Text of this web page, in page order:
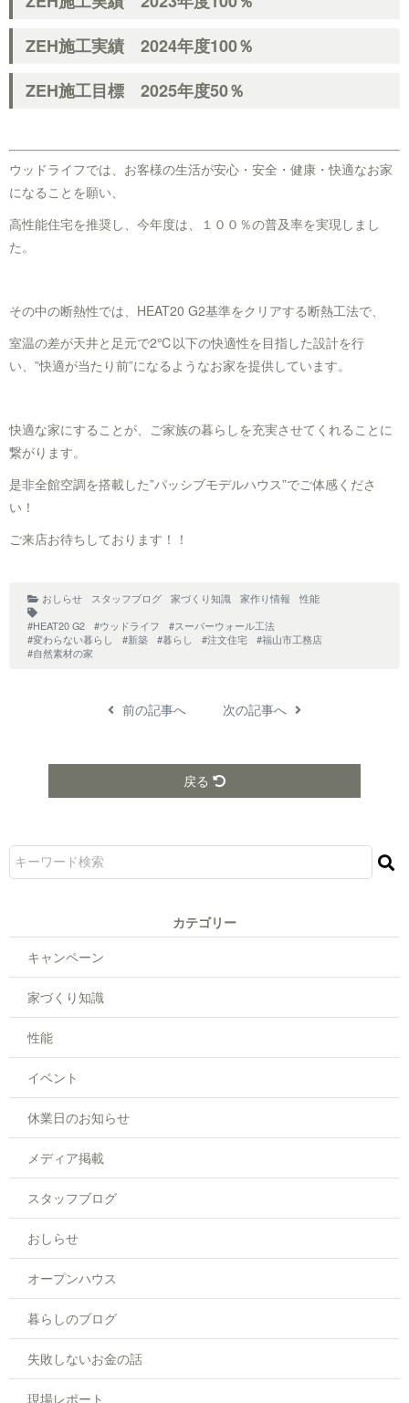
ZEH施工実績 2024年度100％
ZEH施工目標 2025年度50％
ウッドライフでは、お客様の生活が安心・安全・健康・快適なお家
になることを願い、
高性能住宅を推奨し、今年度は、１００％の普及率を実現しまし
た。
その中の断熱性では、HEAT20 G2基準をクリアする断熱工法で、
室温の差が天井と足元で2℃以下の快適性を目指した設計を行
い、”快適が当たり前”になるようなお家を提供しています。
快適な家にすることが、ご家族の暮らしを充実させてくれることに
繋がります。
是非全館空調を搭載した”パッシブモデルハウス”でご体感くださ
い！
ご来店お待ちしております！！
おしらせ スタッフブログ 家づくり知識 家作り情報
性能
#HEAT20 G2
#ウッドライフ
#スーパーウォール工法
#変わらない暮らし
#新築 #暮らし #注文住宅
#福山市工務店
#自然素材の家
前の記事へ 次の記事へ
戻る
カテゴリー
キャンペーン
家づくり知識
性能
イベント
休業日のお知らせ
メディア掲載
スタッフブログ
おしらせ
オープンハウス
暮らしのブログ
失敗しないお金の話
現場レポート